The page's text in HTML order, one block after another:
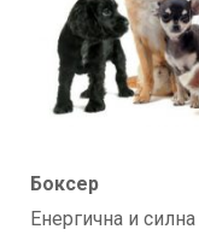
Боксер
Енергична и